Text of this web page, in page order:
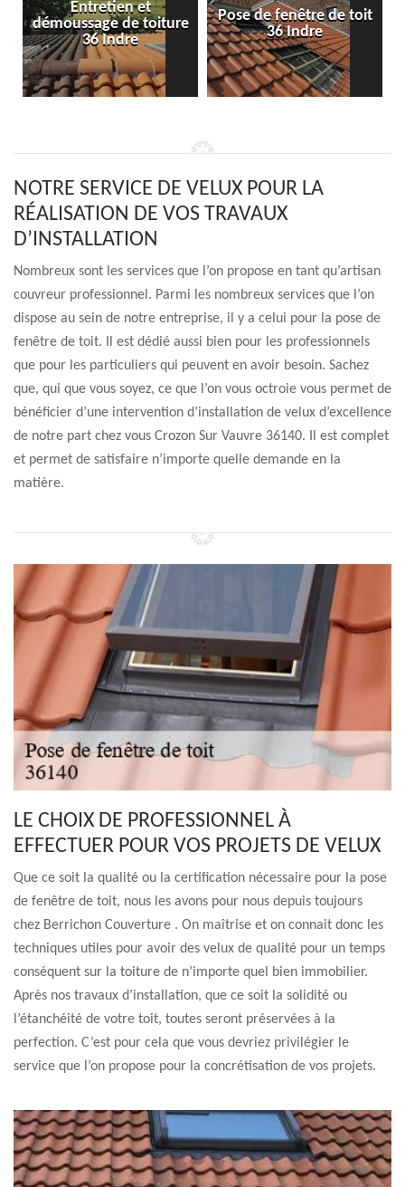
Entretien et
démoussage de toiture
36 Indre
Pose de fenêtre de toit
36 Indre
NOTRE SERVICE DE VELUX POUR LA
RÉALISATION DE VOS TRAVAUX
D’INSTALLATION
Nombreux sont les services que l’on propose en tant qu’artisan
couvreur professionnel. Parmi les nombreux services que l’on
dispose au sein de notre entreprise, il y a celui pour la pose de
fenêtre de toit. Il est dédié aussi bien pour les professionnels
que pour les particuliers qui peuvent en avoir besoin. Sachez
que, qui que vous soyez, ce que l’on vous octroie vous permet de
bénéficier d’une intervention d’installation de velux d’excellence
de notre part chez vous Crozon Sur Vauvre 36140. Il est complet
et permet de satisfaire n’importe quelle demande en la
matière.
LE CHOIX DE PROFESSIONNEL À
EFFECTUER POUR VOS PROJETS DE VELUX
Que ce soit la qualité ou la certification nécessaire pour la pose
de fenêtre de toit, nous les avons pour nous depuis toujours
chez Berrichon Couverture . On maîtrise et on connait donc les
techniques utiles pour avoir des velux de qualité pour un temps
conséquent sur la toiture de n’importe quel bien immobilier.
Après nos travaux d’installation, que ce soit la solidité ou
l’étanchéité de votre toit, toutes seront préservées à la
perfection. C’est pour cela que vous devriez privilégier le
service que l’on propose pour la concrétisation de vos projets.